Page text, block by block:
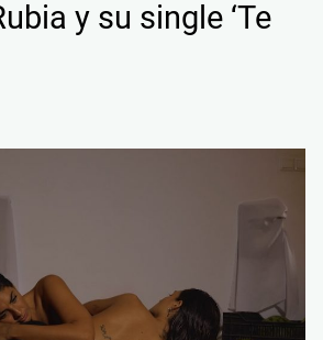
y su single ‘Te